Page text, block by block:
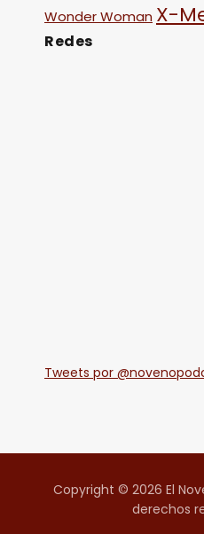
Wonder Woman X-
Redes
Tweets por
Copyright © 2026 El
derechos